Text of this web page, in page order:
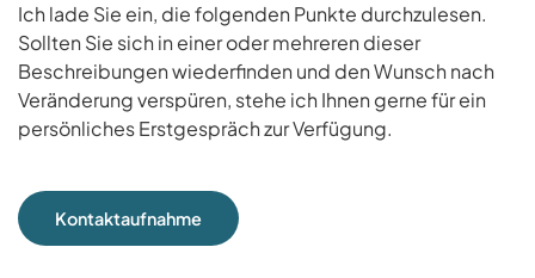
Ich lade Sie ein, die folgenden Punkte durchzulesen.
Sollten Sie sich in einer oder mehreren dieser
Beschreibungen wiederfinden und den Wunsch nach
Veränderung verspüren, stehe ich Ihnen gerne für ein
persönliches Erstgespräch zur Verfügung.
Kontaktaufnahme